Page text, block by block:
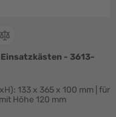
Einsatzkästen - 3613-
133 x 365 x 100 mm | für
Höhe 120 mm